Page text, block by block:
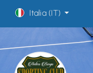
Italia (IT)